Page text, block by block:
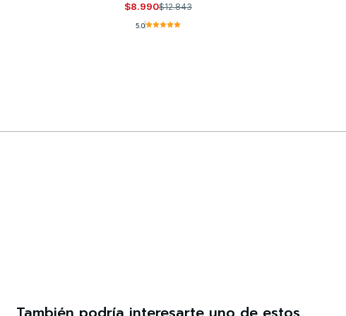
$8.990$12.843
5.0